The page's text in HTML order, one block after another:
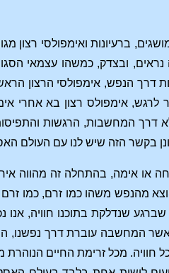
ברעיונות ואימפולסי רצון
ובצדק, כמשהו עצמאי
דרך הנפש, אימפולסי הרצון
אימפולס רצון בא אחרי
דרך המחשבות, הרגשות
בקשר הזה שיש לנו עם העולם
או אימה, בהתחלה זה מהווה
מהנפש משהו כמו זרם, כמו
שנדלקת בתוכנו חוויה,
המחשבה עוברת דרך נפשנו,
מכל זרימת החיים הנוהרת